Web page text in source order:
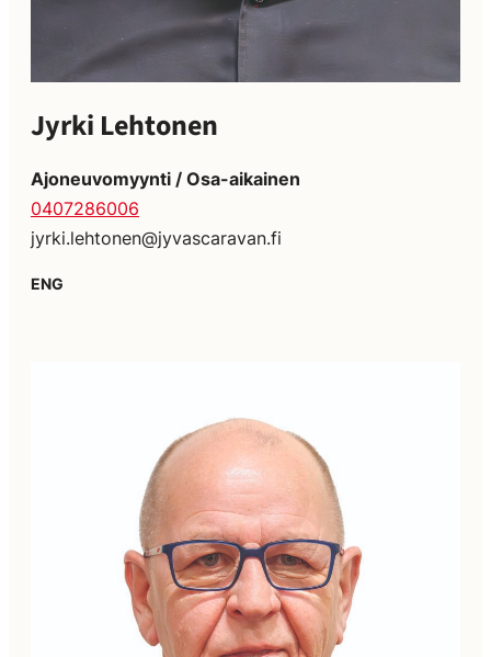
Jyrki Lehtonen
Ajoneuvomyynti / Osa-aikainen
0407286006
jyrki.lehtonen@jyvascaravan.fi
ENG